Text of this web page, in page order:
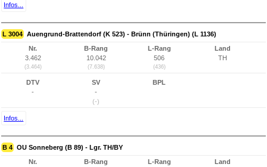
Infos...
L 3004 Auengrund-Brattendorf (K 523) - Brünn (Thüringen) (L 1136)
Nr.
3.462
(3.464)
B-Rang
10.042
(7.638)
L-Rang
506
(436)
Land
TH
DTV
-
SV
-
(-)
BPL
Infos...
B 4 OU Sonneberg (B 89) - Lgr. TH/BY
Nr.
B-Rang
L-Rang
Land